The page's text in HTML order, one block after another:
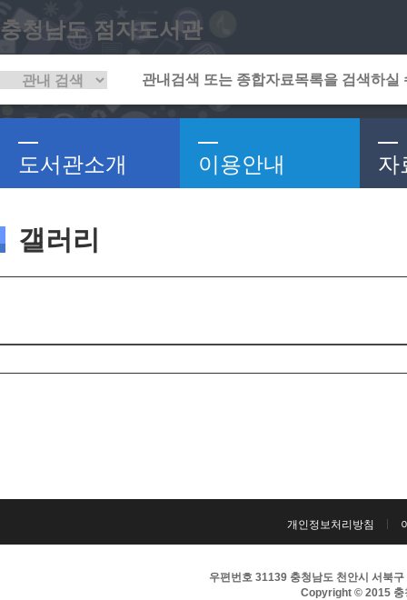
충청남도 점자도서관
도서관소개 이용안내 자
갤러리
개인정보처리방침
우편번호 31139 충청남도 천안시 서북
Copyright © 2015 충